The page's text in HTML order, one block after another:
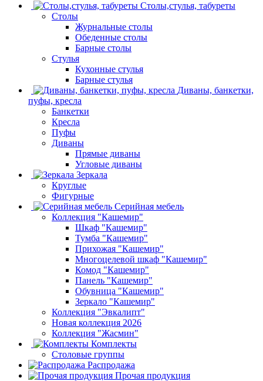
Столы,стулья, табуреты
Столы
Журнальные столы
Обеденные столы
Барные столы
Стулья
Кухонные стулья
Барные стулья
Диваны, банкетки,
пуфы, кресла
Банкетки
Кресла
Пуфы
Диваны
Прямые диваны
Угловые диваны
Зеркала
Круглые
Фигурные
Серийная мебель
Коллекция "Кашемир"
Шкаф "Кашемир"
Тумба "Кашемир"
Прихожая "Кашемир"
Многоцелевой шкаф "Кашемир"
Комод "Кашемир"
Панель "Кашемир"
Обувница "Кашемир"
Зеркало "Кашемир"
Коллекция "Эвкалипт"
Новая коллекция 2026
Коллекция "Жасмин"
Комплекты
Столовые группы
Распродажа
Прочая продукция